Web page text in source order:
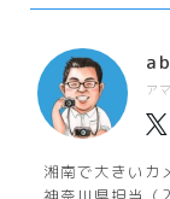
ア
湘南で大きいカ